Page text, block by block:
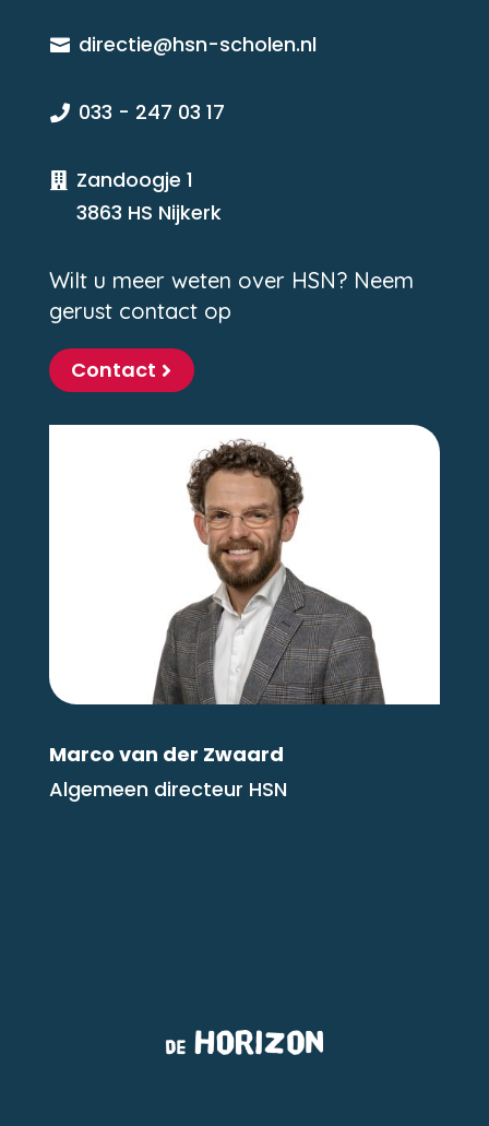
 directie@hsn-scholen.nl
 033 - 247 03 17

Zandoogje 1
3863 HS Nijkerk
Wilt u meer weten over HSN? Neem
gerust contact op
Contact
Marco van der Zwaard
Algemeen directeur HSN